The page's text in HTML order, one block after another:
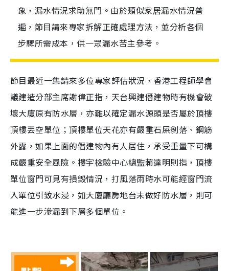
象，漏水情況求助無門。由於類似家居漏水情況普
遍，節目請來專家拆解正確處理方法，並分析各個
步驟所需成本，供一眾漏水苦主參考。
節目最近一集請來多位專家評估狀況，香港工程師學會
議建造分部主席謝偉正指，天台興建僭建物時有機會破
壞大廈原有防水層，亦難以確定漏水源頭是否屬於頂樓
頂樓丟空單位；頂樓單位天花亦有嚴重石屎剝落、鋼筋
外露，如果上面的僭建物內有人居住，承受重量下可構
成嚴重安全風險。樓宇檢驗中心總監賴達明則指，頂樓
單位窗門可見有損毀情況，打風落雨時水可能經窗門流
入單位引致水浸，如大廈廳房地台未做好防水層，則可
能進一步滲漏到下層多個單位。